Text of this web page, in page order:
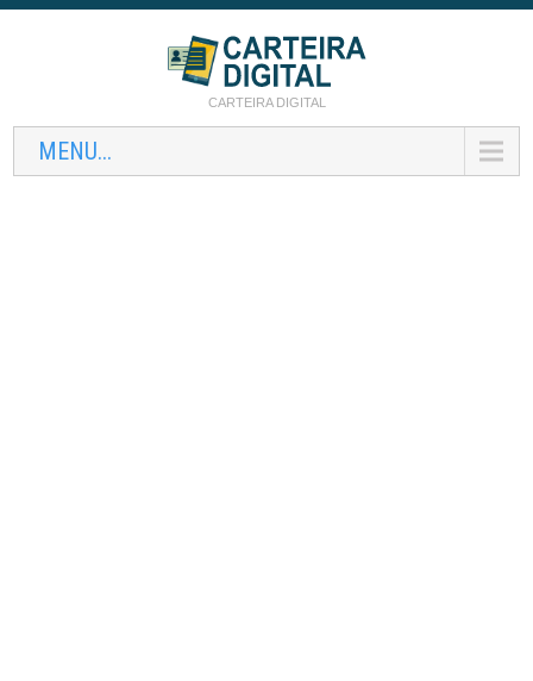
CARTEIRA DIGITAL
MENU...